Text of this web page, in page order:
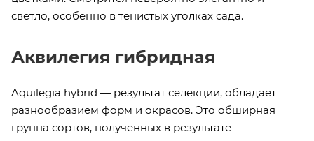
светло, особенно в тенистых уголках сада.
Аквилегия гибридная
Aquilegia hybrid — результат селекции, обладает
разнообразием форм и окрасов. Это обширная
группа сортов, полученных в результате